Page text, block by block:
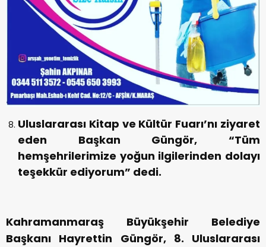
Uluslararası Kitap ve Kültür Fuarı’nı ziyaret
eden Başkan Güngör, “Tüm
hemşehrilerimize yoğun ilgilerinden dolayı
teşekkür ediyorum” dedi.
Kahramanmaraş Büyükşehir Belediye
Başkanı Hayrettin Güngör, 8. Uluslararası